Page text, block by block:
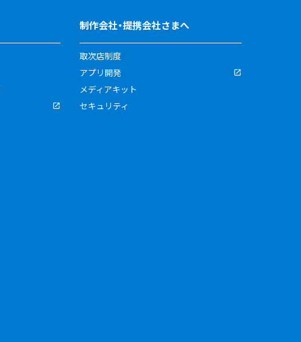
制作会社・提携会社さまへ
取次店制度
アプリ開発
メディアキット
セキュリティ